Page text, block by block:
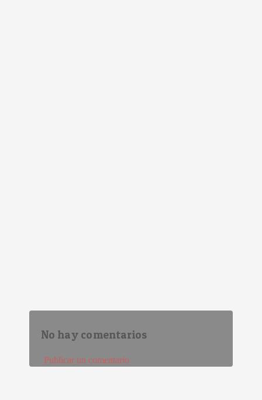
No hay comentarios
Publicar un comentario